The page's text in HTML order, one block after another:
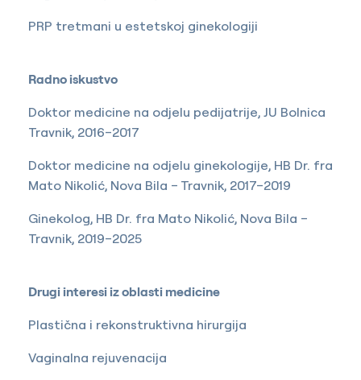
PRP tretmani u estetskoj ginekologiji
Radno iskustvo
Doktor medicine na odjelu pedijatrije, JU Bolnica
Travnik, 2016–2017
Doktor medicine na odjelu ginekologije, HB Dr. fra
Mato Nikolić, Nova Bila – Travnik, 2017–2019
Ginekolog, HB Dr. fra Mato Nikolić, Nova Bila –
Travnik, 2019–2025
Drugi interesi iz oblasti medicine
Plastična i rekonstruktivna hirurgija
Vaginalna rejuvenacija